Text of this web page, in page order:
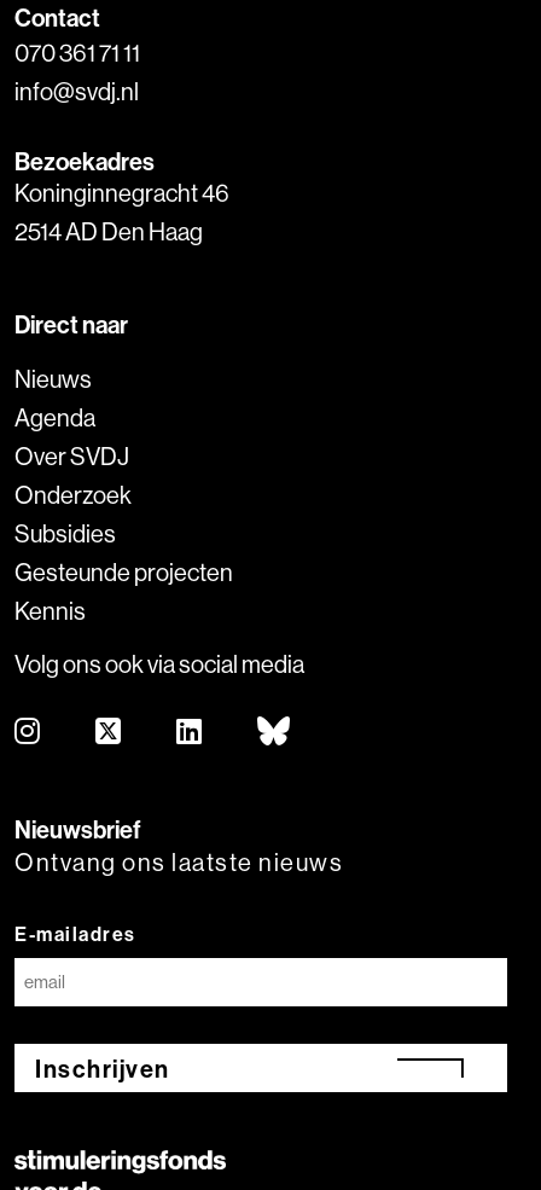
Contact
070 361 71 11
info@svdj.nl
Bezoekadres
Koninginnegracht 46
2514 AD Den Haag
Direct naar
Nieuws
Agenda
Over SVDJ
Onderzoek
Subsidies
Gesteunde projecten
Kennis
Volg ons ook via social media
Nieuwsbrief
Ontvang ons laatste nieuws
E-mailadres
Inschrijven